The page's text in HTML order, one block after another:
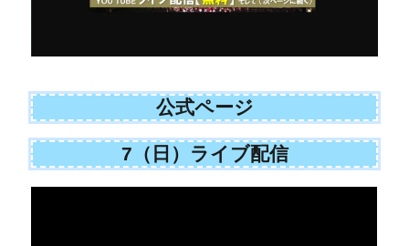
公式ページ
7（日）ライブ配信